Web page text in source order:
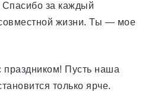
за каждый
жизни. Ты — мое
Пусть наша
только ярче.